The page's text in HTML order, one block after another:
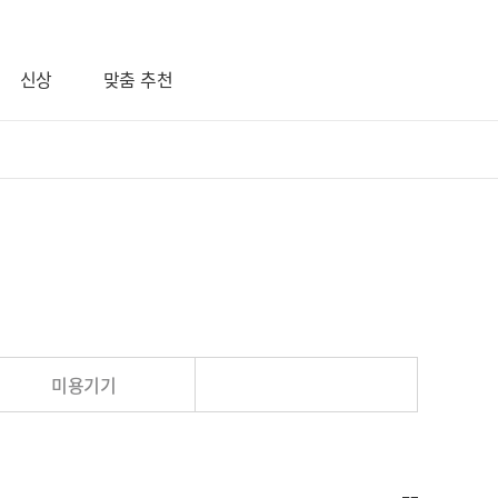
신상 맞춤 추천
미용기기